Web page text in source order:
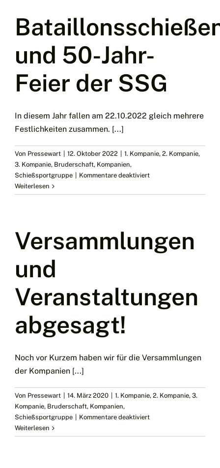
und 50-Jahr-
Feier der SSG
In diesem Jahr fallen am 22.10.2022 gleich mehrere
Festlichkeiten zusammen. [...]
Von Pressewart 12. Oktober 2022 1. Kompanie, 2. Kompanie,
3. Kompanie, Bruderschaft, Kompanien,
Schießsportgruppe
Kommentare deaktiviertfür
und
der
SSG
Weiterlesen
Versammlungen
und
Veranstaltungen
abgesagt!
Noch vor Kurzem haben wir für die Versammlungen
der Kompanien [...]
Von Pressewart 14. März 2020 1. Kompanie, 2. Kompanie, 3.
Kompanie, Bruderschaft, Kompanien,
Schießsportgruppe
Kommentare deaktiviertfür
und
Weiterlesen